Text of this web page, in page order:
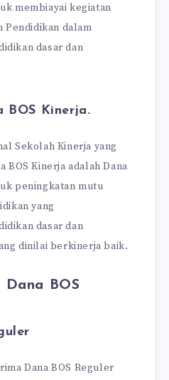
membiayai kegiatan
Pendidikan dalam
dasar dan
BOS Kinerja.
Sekolah Kinerja yang
BOS Kinerja adalah Dana
peningkatan mutu
yang
dasar dan
dinilai berkinerja baik.
BOS
Dana BOS Reguler